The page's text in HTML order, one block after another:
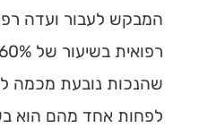
המבקש לעבור ועדה
שהנכות נובעת מכמה
לפחות אחד מהם הוא